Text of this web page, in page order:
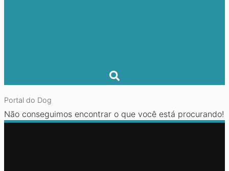
Portal do Dog
Não conseguimos encontrar o que você está procurando!